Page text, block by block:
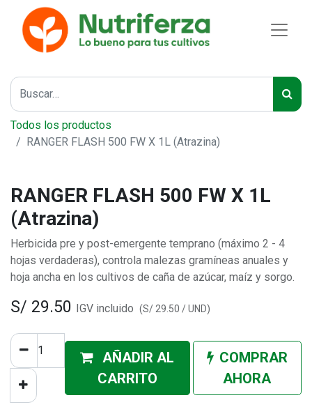
Todos los productos
RANGER FLASH 500 FW X 1L (Atrazina)
RANGER FLASH 500 FW X 1L
(Atrazina)
Herbicida pre y post-emergente temprano (máximo 2 - 4
hojas verdaderas), controla malezas gramíneas anuales y
hoja ancha en los cultivos de caña de azúcar, maíz y sorgo.
S/ 29.50 IGV incluido (S/ 29.50 /UND)
AÑADIR AL
CARRITO
COMPRAR
AHORA